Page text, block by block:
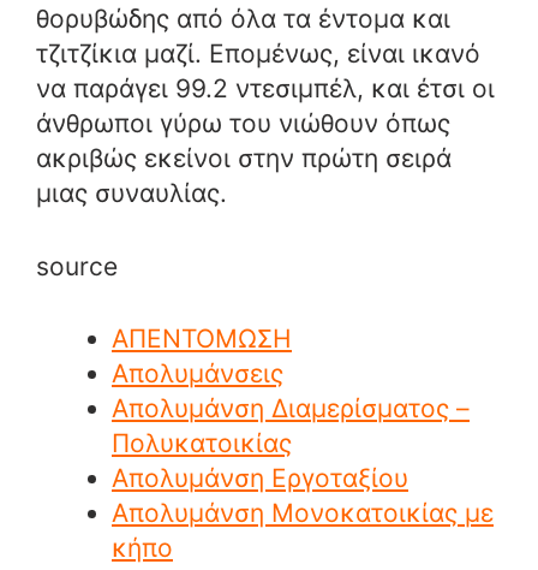
θορυβώδης από όλα τα έντομα και
τζιτζίκια μαζί. Επομένως, είναι ικανό
να παράγει 99.2 ντεσιμπέλ, και έτσι οι
άνθρωποι γύρω του νιώθουν όπως
ακριβώς εκείνοι στην πρώτη σειρά
μιας συναυλίας.
source
ΑΠΕΝΤΟΜΩΣΗ
Απολυμάνσεις
Απολυμάνση Διαμερίσματος –
Πολυκατοικίας
Απολυμάνση Εργοταξίου
Απολυμάνση Μονοκατοικίας με
κήπο